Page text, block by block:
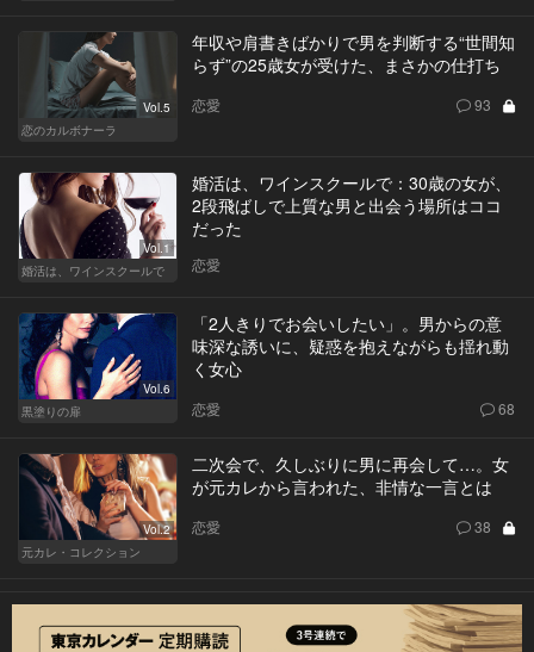
Vol.5
恋のカルボナーラ
年収や肩書きばかりで男を判断する“世間知
らず”の25歳女が受けた、まさかの仕打ち
恋愛 93
Vol.1
婚活は、ワインスクールで
婚活は、ワインスクールで：30歳の女が、
2段飛ばしで上質な男と出会う場所はココ
だった
恋愛
Vol.6
黒塗りの扉
「2人きりでお会いしたい」。男からの意
味深な誘いに、疑惑を抱えながらも揺れ動
く女心
恋愛 68
Vol.2
元カレ・コレクション
二次会で、久しぶりに男に再会して…。女
が元カレから言われた、非情な一言とは
恋愛 38